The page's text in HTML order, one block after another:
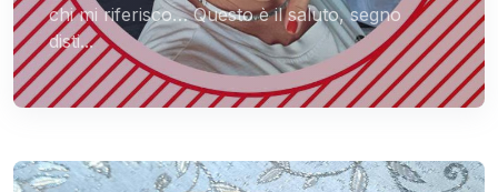
chi mi riferisco… Questo è il saluto, segno
disti...